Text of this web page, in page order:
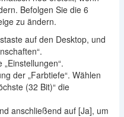
Befolgen Sie die 6
zu ändern.
auf den Desktop, und
der „Farbtiefe“. Wählen
(32 Bit)“ die
anschließend auf [Ja], um